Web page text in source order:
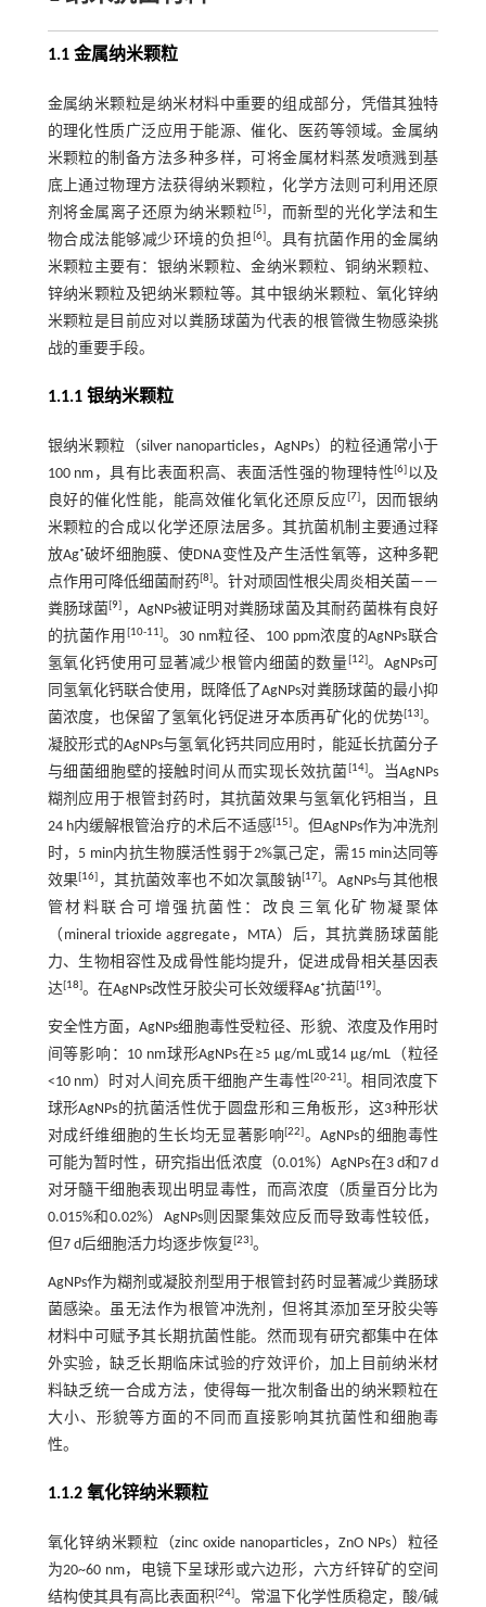
1.1 金属纳米颗粒
金属纳米颗粒是纳米材料中重要的组成部分，凭借其独特
的理化性质广泛应用于能源、催化、医药等领域。金属纳
米颗粒的制备方法多种多样，可将金属材料蒸发喷溅到基
底上通过物理方法获得纳米颗粒，化学方法则可利用还原
剂将金属离子还原为纳米颗粒[5]，而新型的光化学法和生
物合成法能够减少环境的负担[6]。具有抗菌作用的金属纳
米颗粒主要有：银纳米颗粒、金纳米颗粒、铜纳米颗粒、
锌纳米颗粒及钯纳米颗粒等。其中银纳米颗粒、氧化锌纳
米颗粒是目前应对以粪肠球菌为代表的根管微生物感染挑
战的重要手段。
1.1.1 银纳米颗粒
银纳米颗粒（silver nanoparticles，AgNPs）的粒径通常小于
100 nm，具有比表面积高、表面活性强的物理特性[6] 以及
良好的催化性能，能高效催化氧化还原反应[7]，因而银纳
米颗粒的合成以化学还原法居多。其抗菌机制主要通过释
放Ag⁺破坏细胞膜、使DNA变性及产生活性氧等，这种多靶
点作用可降低细菌耐药[8]。针对顽固性根尖周炎相关菌——
粪肠球菌[9] ，AgNPs被证明对粪肠球菌及其耐药菌株有良好
的抗菌作用 [10-11]。30 nm粒径、100 ppm浓度的AgNPs联合
氢氧化钙使用可显著减少根管内细菌的数量[12]。AgNPs可
同氢氧化钙联合使用，既降低了AgNPs对粪肠球菌的最小抑
菌浓度，也保留了氢氧化钙促进牙本质再矿化的优势[13]。
凝胶形式的AgNPs与氢氧化钙共同应用时，能延长抗菌分子
与细菌细胞壁的接触时间从而实现长效抗菌 [14]。当AgNPs
糊剂应用于根管封药时，其抗菌效果与氢氧化钙相当，且
24 h内缓解根管治疗的术后不适感[15]。但AgNPs作为冲洗剂
时，5 min内抗生物膜活性弱于2%氯己定，需15 min达同等
效果[16] ，其抗菌效率也不如次氯酸钠[17]。AgNPs与其他根
管材料联合可增强抗菌性：改良三氧化矿物凝聚体
（mineral trioxide aggregate，MTA）后，其抗粪肠球菌能
力、生物相容性及成骨性能均提升，促进成骨相关基因表
达[18]。在AgNPs改性牙胶尖可长效缓释Ag⁺抗菌[19]。
安全性方面，AgNPs细胞毒性受粒径、形貌、浓度及作用时
间等影响：10 nm球形AgNPs在≥5 μg/mL或14 μg/mL（粒径
<10 nm）时对人间充质干细胞产生毒性[20-21]。相同浓度下
球形AgNPs的抗菌活性优于圆盘形和三角板形，这3种形状
对成纤维细胞的生长均无显著影响[22]。AgNPs的细胞毒性
可能为暂时性，研究指出低浓度（0.01%）AgNPs在3 d和7 d
对牙髓干细胞表现出明显毒性，而高浓度（质量百分比为
0.015%和0.02%）AgNPs则因聚集效应反而导致毒性较低，
但7 d后细胞活力均逐步恢复 [23]。
AgNPs作为糊剂或凝胶剂型用于根管封药时显著减少粪肠球
菌感染。虽无法作为根管冲洗剂，但将其添加至牙胶尖等
材料中可赋予其长期抗菌性能。然而现有研究都集中在体
外实验，缺乏长期临床试验的疗效评价，加上目前纳米材
料缺乏统一合成方法，使得每一批次制备出的纳米颗粒在
大小、形貌等方面的不同而直接影响其抗菌性和细胞毒
性。
1.1.2 氧化锌纳米颗粒
氧化锌纳米颗粒（zinc oxide nanoparticles，ZnO NPs）粒径
为20~60 nm，电镜下呈球形或六边形，六方纤锌矿的空间
结构使其具有高比表面积[24]。常温下化学性质稳定，酸/碱